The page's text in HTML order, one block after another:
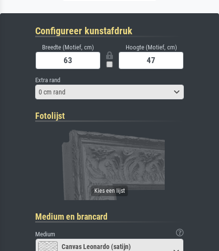
Configureer kunstafdruk
Breedte (Motief, cm) Hoogte (Motief, cm)
Extra rand
0 cm rand
Fotolijst
Medium en brancard
Medium
Canvas Leonardo (satijn)